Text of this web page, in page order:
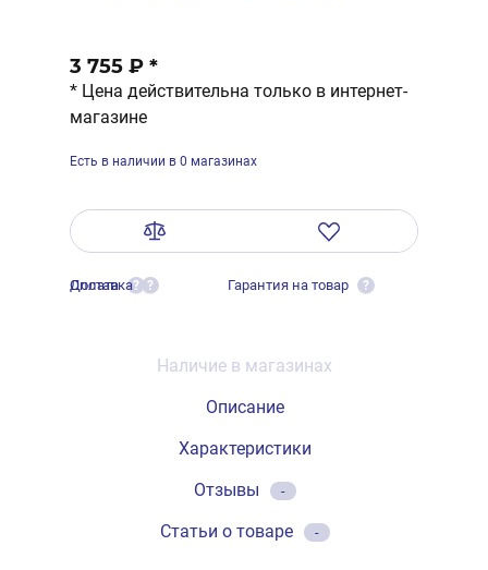
3 755 ₽ *
* Цена действительна только в интернет-
магазине
Есть в наличии в 0 магазинах
Оплата ?
Доставка ? Гарантия на товар ?
Наличие в магазинах
Описание
Характеристики
Отзывы
-
Статьи о товаре -